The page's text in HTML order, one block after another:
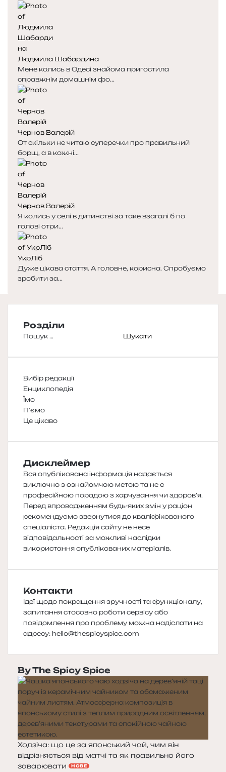
Людмила Шабардина
Мене колись в Одесі знайома пригостила
справжнім домашнім фо...
Чернов Валерій
От скільки не читаю суперечки про правильний
борщ, а в кожні...
Чернов Валерій
Я колись у селі в дитинстві за таке взагалі б по
голові отри...
УкрЛіб
Дуже цікава стаття. А головне, корисна. Спробуємо
зробити за...
Розділи
Пошук:
Вибір редакції
Енциклопедія
Їмо
П'ємо
Це цікаво
Дисклеймер
Вся опублікована інформація надається
виключно з ознайомчою метою та не є
професійною порадою з харчування чи здоров’я.
Перед впровадженням будь-яких змін у раціон
рекомендуємо звернутися до кваліфікованого
спеціаліста. Редакція сайту не несе
відповідальності за можливі наслідки
використання опублікованих матеріалів.
Контакти
Ідеї щодо покращення зручності та функціоналу,
запитання стосовно роботи сервісу або
повідомлення про проблему можна надіслати на
адресу: hello@thespicyspice.com
By The Spicy Spice
Ходзіча: що це за японський чай, чим він
відрізняється від матчі та як правильно його
заварювати
НОВЕ